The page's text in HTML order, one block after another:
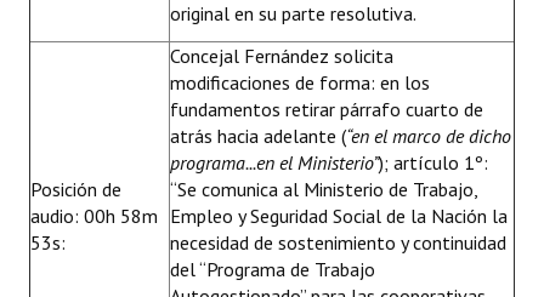
original en su parte resolutiva.
Posición de
audio: 00h 58m
53s:
Concejal Fernández solicita
modificaciones de forma: en los
fundamentos retirar párrafo cuarto de
atrás hacia adelante (“en el marco de dicho
programa...en el Ministerio”); artículo 1º:
“Se comunica al Ministerio de Trabajo,
Empleo y Seguridad Social de la Nación la
necesidad de sostenimiento y continuidad
del “Programa de Trabajo